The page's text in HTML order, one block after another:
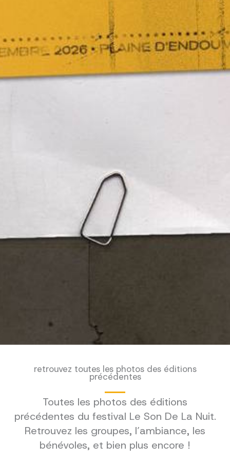
retrouvez toutes les photos des éditions
précédentes
Toutes les photos des éditions
précédentes du festival Le Son De La Nuit.
Retrouvez les groupes, l’ambiance, les
bénévoles, et bien plus encore !